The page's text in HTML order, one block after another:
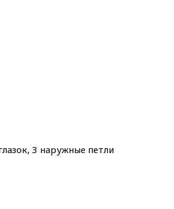
3 наружные петли